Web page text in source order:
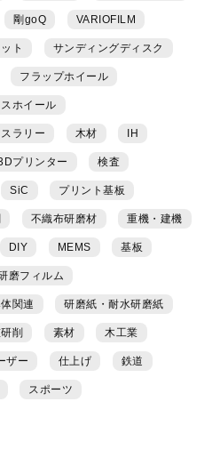
剛goQ VARIOFILM
ト サンディングディスク
フラップホイール
ホイール
スラリー 木材 IH
プリンター 検査
SiC プリント基板
不織布研磨材 重機・建機
DIY MEMS 基板
磨フィルム
関連 研磨紙・耐水研磨紙
削 素材 木工業
ザー 仕上げ 鉄道
スポーツ